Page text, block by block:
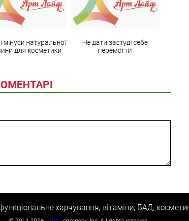
мінуси натуральної
для косметики
Не дати застуді себе
перемогти
харчування, вітаміни, БАД,